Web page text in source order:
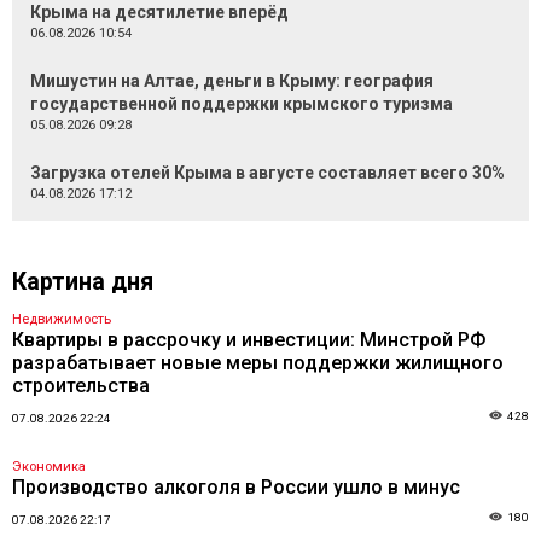
Крыма на десятилетие вперёд
06.08.2026 10:54
Мишустин на Алтае, деньги в Крыму: география
государственной поддержки крымского туризма
05.08.2026 09:28
Загрузка отелей Крыма в августе составляет всего 30%
04.08.2026 17:12
Картина дня
Недвижимость
Квартиры в рассрочку и инвестиции: Минстрой РФ
разрабатывает новые меры поддержки жилищного
строительства
07.08.2026 22:24 428
Экономика
Производство алкоголя в России ушло в минус
07.08.2026 22:17 180